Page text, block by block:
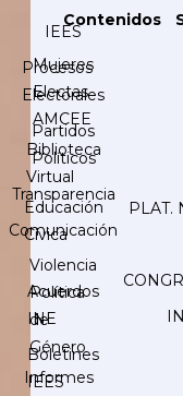
IEES
Procesos
Electorales
Partidos
Políticos
Transparencia
Comunicación
Acuerdos
INE
Boletines
IEES
Contenidos
Mujeres
Electas
AMCEE
Biblioteca
Virtual
Educación
Cívica
Violencia
Política
de
Género
Informes
PLAT.